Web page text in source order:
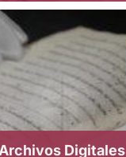
Archivos Digitales